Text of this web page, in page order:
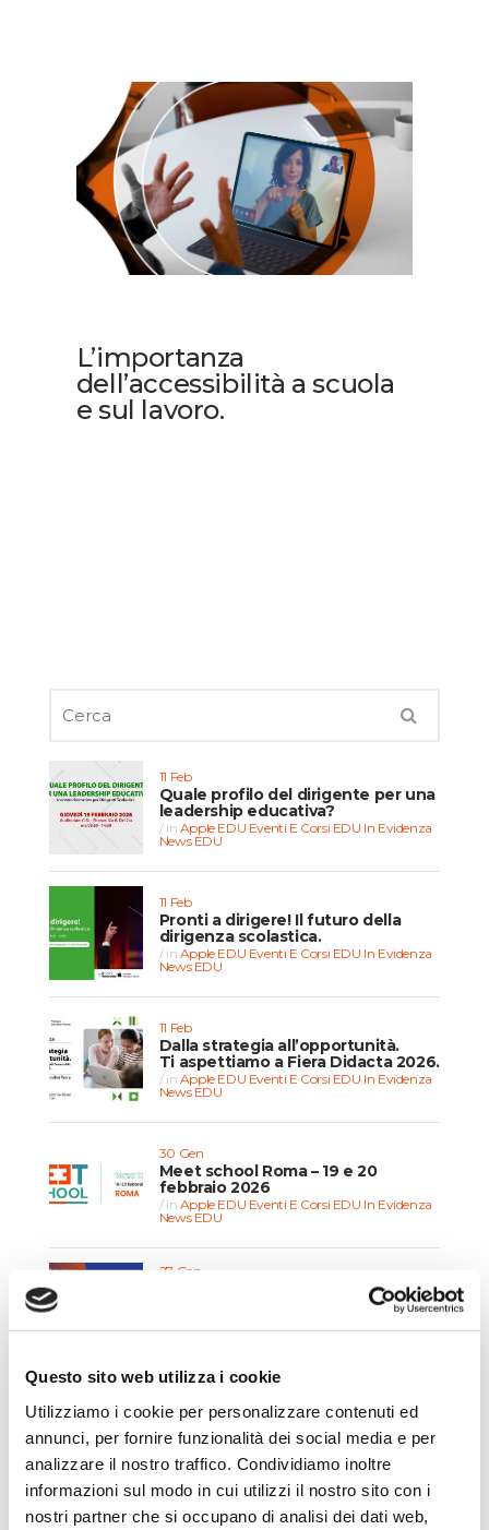
Questo sito web utilizza i cookie
Utilizziamo i cookie per personalizzare contenuti ed
annunci, per fornire funzionalità dei social media e per
analizzare il nostro traffico. Condividiamo inoltre
informazioni sul modo in cui utilizzi il nostro sito con i
nostri partner che si occupano di analisi dei dati web,
L’importanza
dell’accessibilità a scuola
e sul lavoro.
11 Feb
Quale profilo del dirigente per una
leadership educativa?
in Apple EDU Eventi E Corsi EDU In Evidenza
News EDU
11 Feb
Pronti a dirigere! Il futuro della
dirigenza scolastica.
in Apple EDU Eventi E Corsi EDU In Evidenza
News EDU
11 Feb
Dalla strategia all’opportunità.
Ti aspettiamo a Fiera Didacta 2026.
in Apple EDU Eventi E Corsi EDU In Evidenza
News EDU
30 Gen
Meet school Roma – 19 e 20
febbraio 2026
in Apple EDU Eventi E Corsi EDU In Evidenza
News EDU
27 Gen
NIS2 Roadmap 2026: Guida
operativa ai nuovi adempimenti,
CATEGORIE
AI